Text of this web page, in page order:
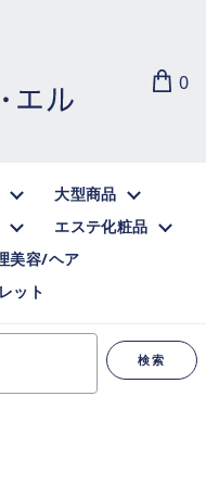
0
大型商品
エステ化粧品
美容/ヘア
ット
検索